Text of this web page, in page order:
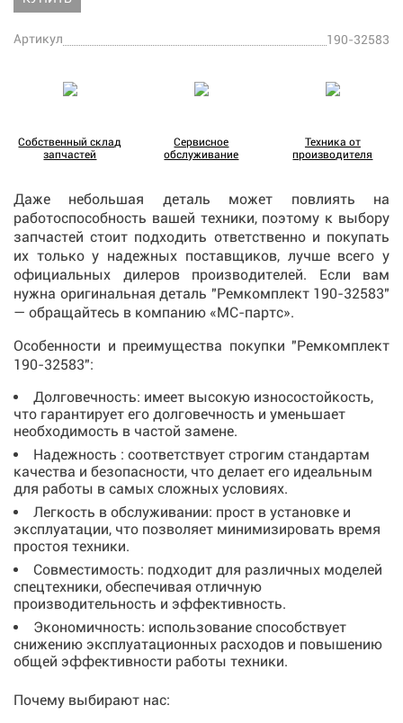
Артикул 190-32583
Собственный склад
запчастей
Сервисное
обслуживание
Техника от
производителя
Даже небольшая деталь может повлиять на
работоспособность вашей техники, поэтому к выбору
запчастей стоит подходить ответственно и покупать
их только у надежных поставщиков, лучше всего у
официальных дилеров производителей. Если вам
нужна оригинальная деталь "Ремкомплект 190-32583"
— обращайтесь в компанию «МС-партс».
Особенности и преимущества покупки "Ремкомплект
190-32583":
Долговечность: имеет высокую износостойкость,
что гарантирует его долговечность и уменьшает
необходимость в частой замене.
Надежность : соответствует строгим стандартам
качества и безопасности, что делает его идеальным
для работы в самых сложных условиях.
Легкость в обслуживании: прост в установке и
эксплуатации, что позволяет минимизировать время
простоя техники.
Совместимость: подходит для различных моделей
спецтехники, обеспечивая отличную
производительность и эффективность.
Экономичность: использование способствует
снижению эксплуатационных расходов и повышению
общей эффективности работы техники.
Почему выбирают нас: